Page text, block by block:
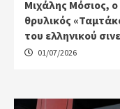
Μιχάλης Μόσιος, ο
θρυλικός
του ελληνικού
01/07/2026